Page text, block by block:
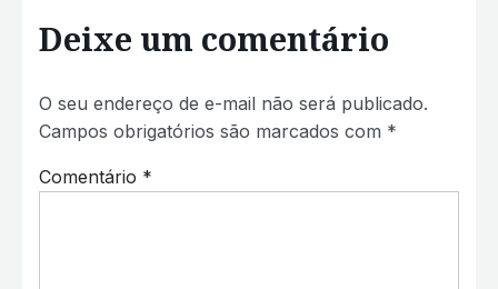
Deixe um comentário
O seu endereço de e-mail não será publicado.
Campos obrigatórios são marcados com *
Comentário *